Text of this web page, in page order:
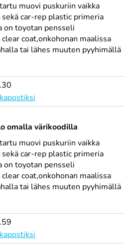
muovi puskuriin vaikka
car-rep plastic primeria
on toyotan pensseli
coat,onkohonan maalissa
tai lähes muuten pyyhimällä
omalla värikoodilla
muovi puskuriin vaikka
car-rep plastic primeria
on toyotan pensseli
coat,onkohonan maalissa
tai lähes muuten pyyhimällä